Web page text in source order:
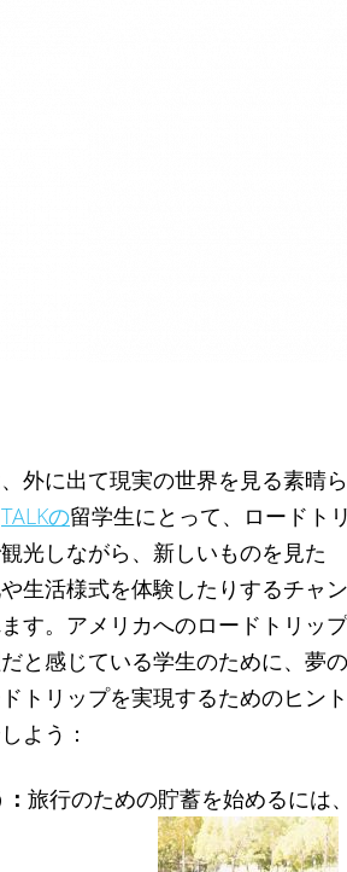
外に出て現実の世界を見る素晴ら
TALKの留学生にとって、ロードト
光しながら、新しいものを見た
生活様式を体験したりするチャン
す。アメリカへのロードトリップ
と感じている学生のために、夢の
トリップを実現するためのヒント
よう：
旅行のための貯蓄を始めるには